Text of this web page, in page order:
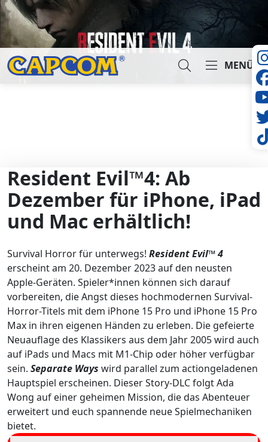
MENÜ
Resident Evil™4: Ab
Dezember für iPhone, iPad
und Mac erhältlich!
Survival Horror für unterwegs! Resident Evil™ 4
erscheint am 20. Dezember 2023 auf den neusten
Apple-Geräten. Spieler*innen können sich darauf
vorbereiten, die Angst dieses hochmodernen Survival-
Horror-Titels mit dem iPhone 15 Pro und iPhone 15 Pro
Max in ihren eigenen Händen zu erleben. Die gefeierte
Neuauflage des Klassikers aus dem Jahr 2005 wird auch
auf iPads und Macs mit M1-Chip oder höher verfügbar
sein. Separate Ways wird parallel zum actiongeladenen
Hauptspiel erscheinen. Dieser Story-DLC folgt Ada
Wong auf einer geheimen Mission, die das Abenteuer
erweitert und euch spannende neue Spielmechaniken
bietet.